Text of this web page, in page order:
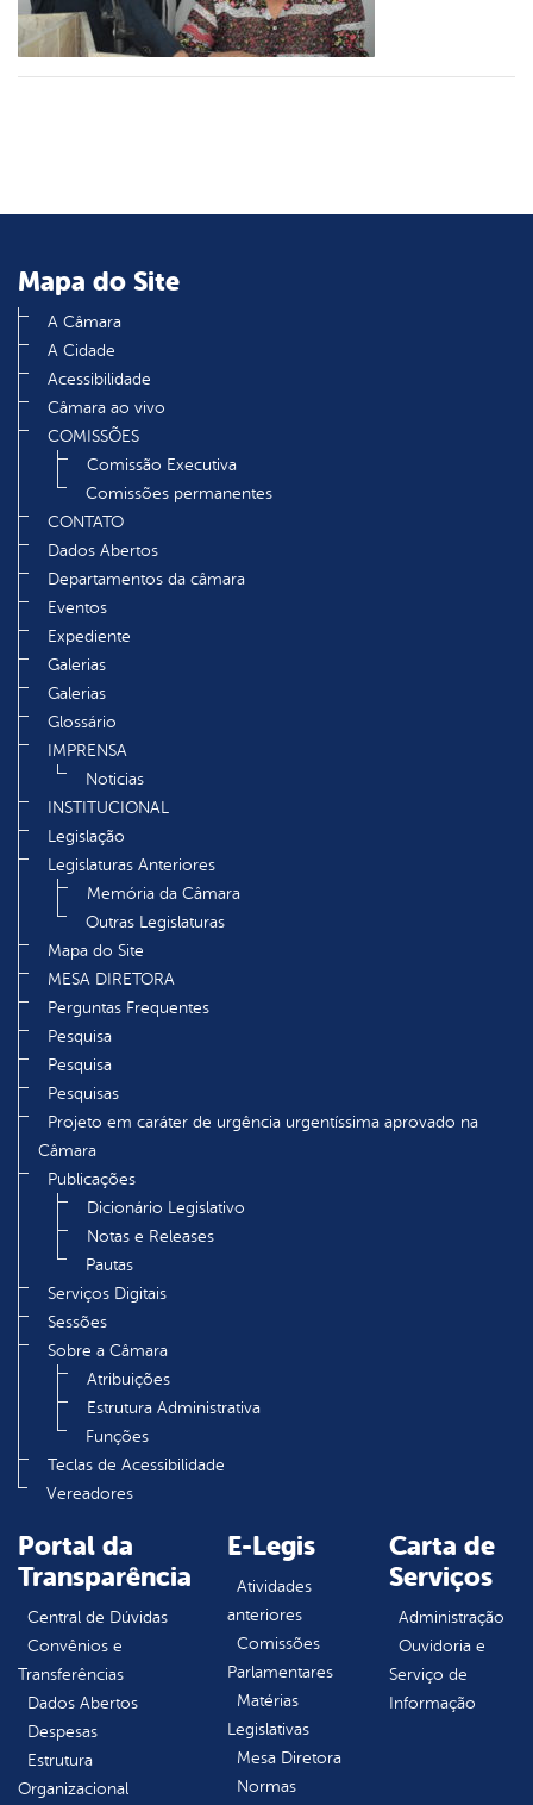
Mapa do Site
A Câmara
A Cidade
Acessibilidade
Câmara ao vivo
COMISSÕES
Comissão Executiva
Comissões permanentes
CONTATO
Dados Abertos
Departamentos da câmara
Eventos
Expediente
Galerias
Galerias
Glossário
IMPRENSA
Noticias
INSTITUCIONAL
Legislação
Legislaturas Anteriores
Memória da Câmara
Outras Legislaturas
Mapa do Site
MESA DIRETORA
Perguntas Frequentes
Pesquisa
Pesquisa
Pesquisas
Projeto em caráter de urgência urgentíssima aprovado na
Câmara
Publicações
Dicionário Legislativo
Notas e Releases
Pautas
Serviços Digitais
Sessões
Sobre a Câmara
Atribuições
Estrutura Administrativa
Funções
Teclas de Acessibilidade
Vereadores
Portal da
Transparência
Central de Dúvidas
Convênios e
Transferências
Dados Abertos
Despesas
Estrutura
Organizacional
E-Legis
Atividades
anteriores
Comissões
Parlamentares
Matérias
Legislativas
Mesa Diretora
Normas
Carta de
Serviços
Administração
Ouvidoria e
Serviço de
Informação